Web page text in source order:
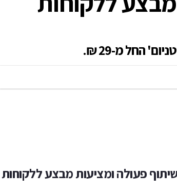
החל מ-29 ₪.
פעולה ומציעות מבצע ללקוחות